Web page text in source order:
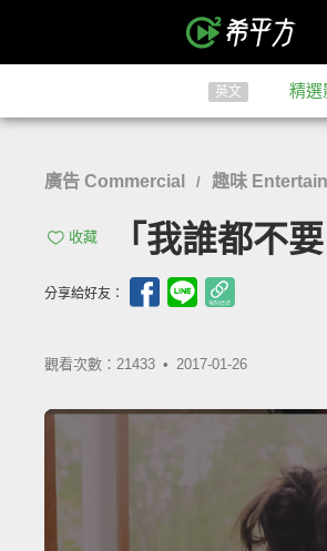
英文 精選
廣告 Commercial / 趣味
收藏 「我誰都不
分享給好友：
觀看次數：21433 • 2017-01-26